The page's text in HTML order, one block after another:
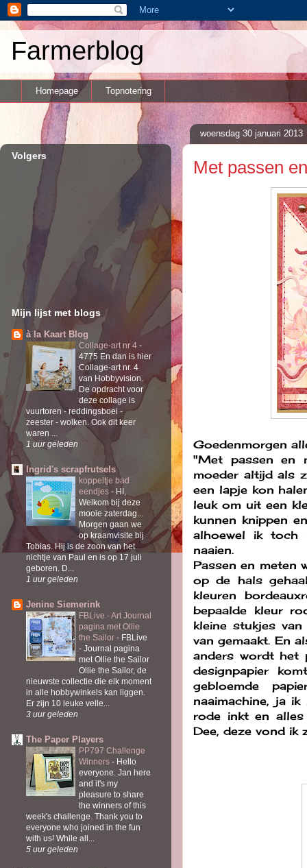
Farmerblog
Homepage Topnotering
woensdag 30 januari 2013
Met passen
Goedenmorgen
"Met passen en
moeder altijd als
een lapje kon
leuk om uit een
kunnen knippen
alhoewel ik toch
naaien.
Passen en meten
op de hals
kleuren
bepaalde kleur
kleine stukjes
van gemaakt. En
anders wordt het
designpapier
gebloemde
naaimachine, ja
rode inkt en
Dee, deze vond ik
Volgers
Mijn lijst met blogs
à la Kaart Blog
Collage-art nr 4 -
4775 En dan is hier
Collage-art nr. 4
van Hobbyvision.
De opdracht voor
deze collage is
vuurtoren - reddingsboei -
zeester - wolken. Ook dit keer
waren ...
1 uur geleden
Ingrid's scrapfrutsels
koppeltje bad
eendjes - HI,
Welkom bij deze
mooie zaterdag...
Morgen gaan we
op kraamvisite bij
Tobias. Hij is de zoon van het
nichtje van Paul en is op 17 juli
geboren. D...
1 uur geleden
Jenine Siemerink
FBLive - Art Journal
pagina met Ollie
the Sailor - FBLive
- Journal pagina
met Ollie the Sailor
Ollie the Sailor, de
nieuwste collectie die elk moment
in alle hobbywinkels kan liggen.
Er zijn 10 leuke velle...
3 uur geleden
The Paper Players
PP797 Challenge
Winners - Hello
everyone. Jan here
and it's my
pleasure to share
the winners of this
week's challenge. Thank you to
everyone who joined in the fun
with us! While all...
5 uur geleden